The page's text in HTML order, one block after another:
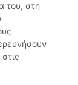
του, στη